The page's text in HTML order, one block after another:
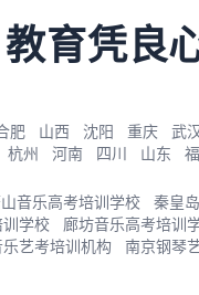
教育凭良
肥 山西 沈阳 重庆 武
杭州 河南 四川 山东
音乐高考培训学校 秦皇
学校 廊坊音乐高考培训
艺考培训机构 南京钢琴